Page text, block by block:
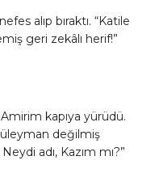
alıp bıraktı. “Katile
geri zekâlı herif!”
kapıya yürüdü.
değilmiş
adı, Kazım mı?”